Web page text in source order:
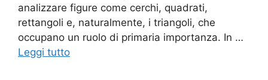
analizzare figure come cerchi, quadrati,
rettangoli e, naturalmente, i triangoli, che
occupano un ruolo di primaria importanza. In …
Leggi tutto